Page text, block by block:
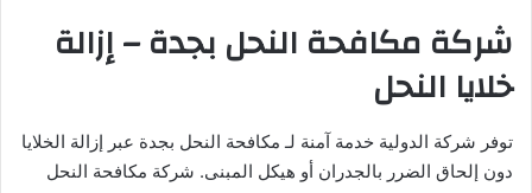
شركة مكافحة النحل بجدة – إزالة
خلايا النحل
توفر شركة الدولية خدمة آمنة لـ مكافحة النحل بجدة عبر إزالة الخلايا
دون إلحاق الضرر بالجدران أو هيكل المبنى. شركة مكافحة النحل